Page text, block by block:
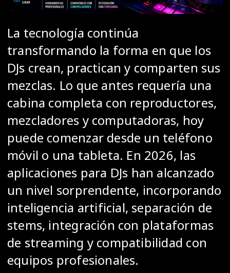
La tecnología continúa
transformando la forma en que los
DJs crean, practican y comparten sus
mezclas. Lo que antes requería una
cabina completa con reproductores,
mezcladores y computadoras, hoy
puede comenzar desde un teléfono
móvil o una tableta. En 2026, las
aplicaciones para DJs han alcanzado
un nivel sorprendente, incorporando
inteligencia artificial, separación de
stems, integración con plataformas
de streaming y compatibilidad con
equipos profesionales.